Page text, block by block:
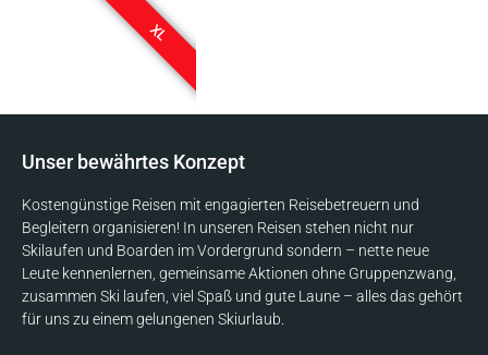
XL
Unser bewährtes Konzept
Kostengünstige Reisen mit engagierten Reisebetreuern und
Begleitern organisieren! In unseren Reisen stehen nicht nur
Skilaufen und Boarden im Vordergrund sondern – nette neue
Leute kennenlernen, gemeinsame Aktionen ohne Gruppenzwang,
zusammen Ski laufen, viel Spaß und gute Laune – alles das gehört
für uns zu einem gelungenen Skiurlaub.